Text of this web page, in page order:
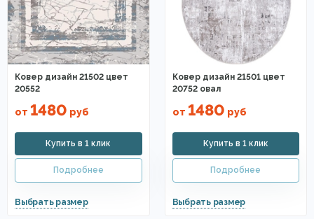
Ковер дизайн 21502 цвет
20552
от 1480 руб
Ковер дизайн 21501 цвет
20752 овал
от 1480 руб